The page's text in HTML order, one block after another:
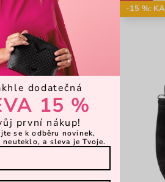
-15 %:
dodatečná
15 %
první nákup!
se k odběru novinek,
a sleva je Tvoje.